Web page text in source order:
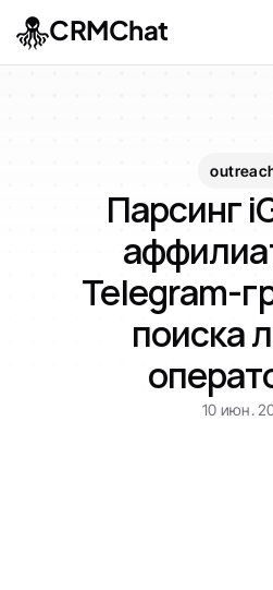
Парсинг
Telegram-
поиска
10 июн.
CRMChat